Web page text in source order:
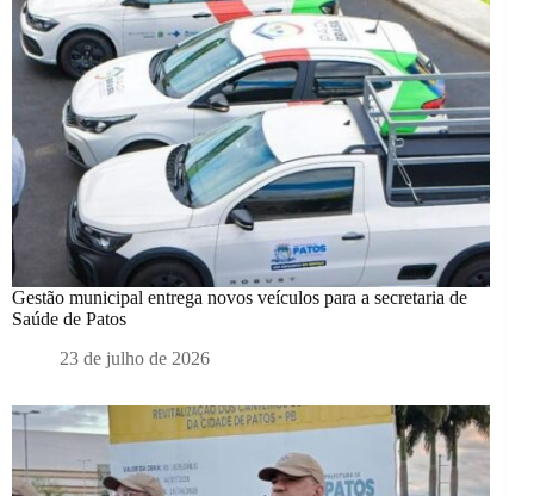
Gestão municipal entrega novos veículos para a secretaria de
Saúde de Patos
23 de julho de 2026